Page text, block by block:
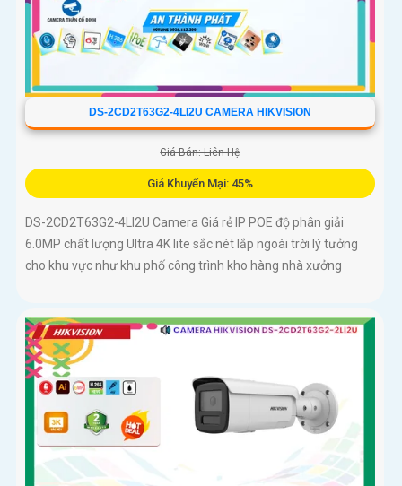
DS-2CD2T63G2-4LI2U CAMERA HIKVISION
Giá Bán: Liên Hệ
Giá Khuyến Mại: 45%
DS-2CD2T63G2-4LI2U Camera Giá rẻ IP POE độ phân giải
6.0MP chất lượng Ultra 4K lite sắc nét lắp ngoài trời lý tưởng
cho khu vực như khu phố công trình kho hàng nhà xưởng